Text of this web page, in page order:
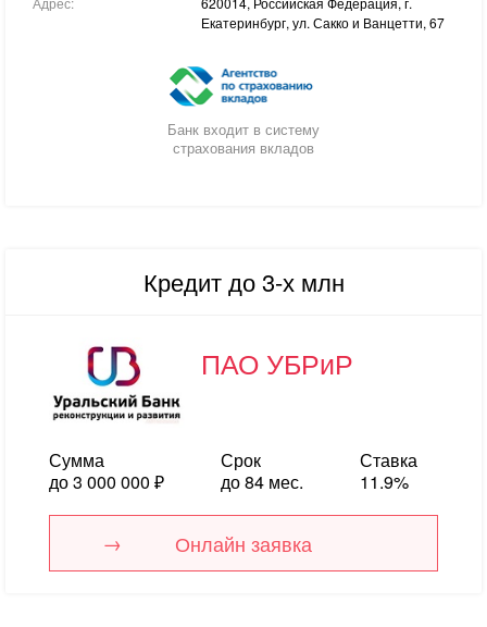
Екатеринбург, ул. Сакко и Ванцетти, 67
Банк входит в систему
страхования вкладов
Кредит до 3-х млн
ПАО УБРиР
Сумма
до 3 000 000 ₽
Срок
до 84 мес.
Ставка
11.9%
Онлайн заявка